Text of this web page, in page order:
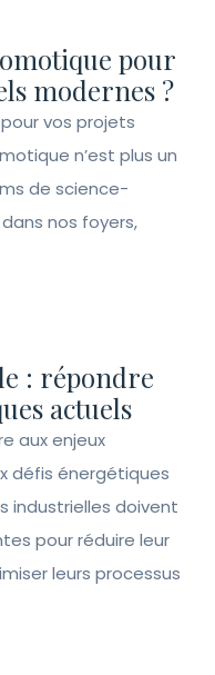
pour
modernes ?
vos projets
n’est plus un
de science-
dans nos foyers,
: répondre
actuels
aux enjeux
défis énergétiques
industrielles doivent
pour réduire leur
leurs processus